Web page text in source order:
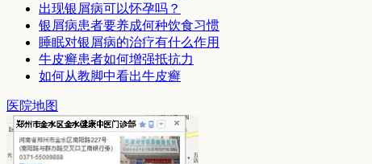
出现银屑病可以怀孕吗？
银屑病患者要养成何种饮食习惯
睡眠对银屑病的治疗有什么作用
牛皮癣患者如何增强抵抗力
如何从教脚中看出牛皮癣
医院地图